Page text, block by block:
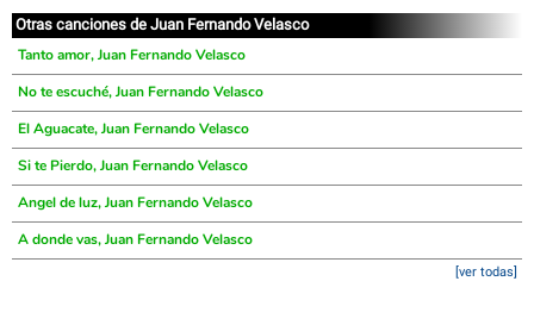
Otras canciones de Juan Fernando Velasco
Tanto amor, Juan Fernando Velasco
No te escuché, Juan Fernando Velasco
El Aguacate, Juan Fernando Velasco
Si te Pierdo, Juan Fernando Velasco
Angel de luz, Juan Fernando Velasco
A donde vas, Juan Fernando Velasco
[ver todas]